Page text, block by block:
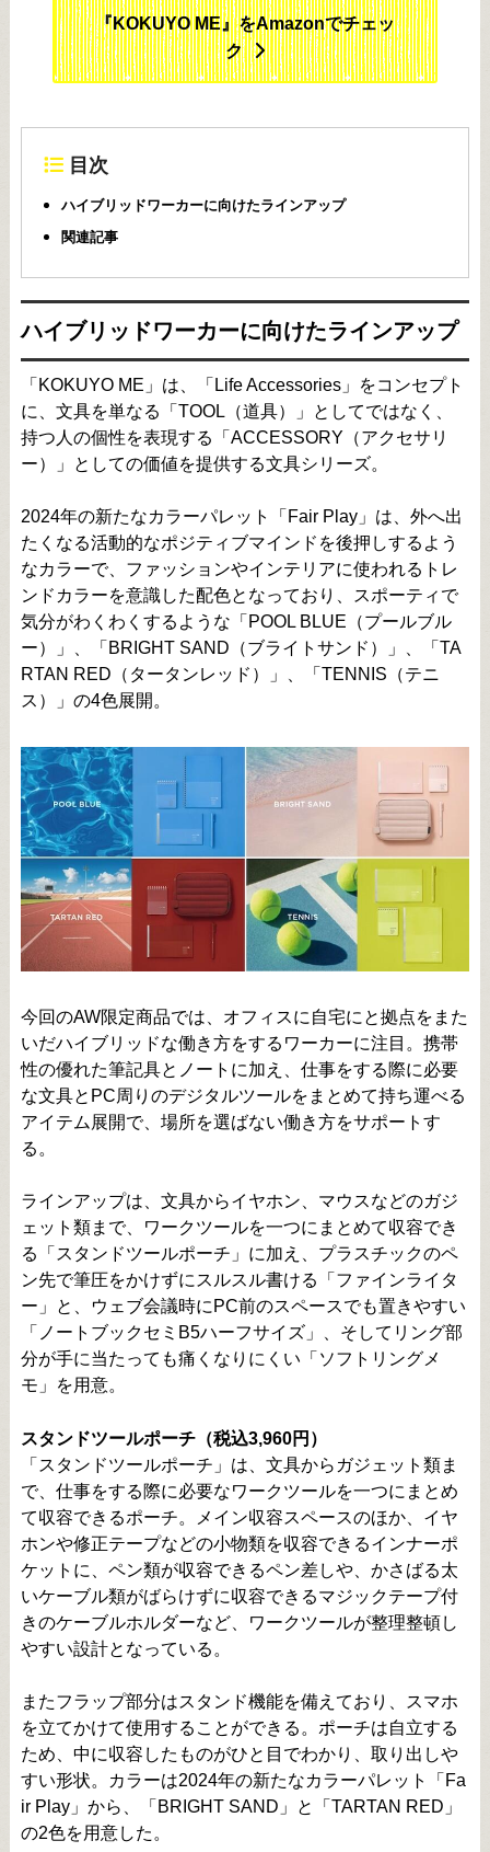
『KOKUYO ME』をAmazonでチェッ
ク
目次
ハイブリッドワーカーに向けたラインアップ
関連記事
ハイブリッドワーカーに向けたラインアップ
「KOKUYO ME」は、「Life Accessories」をコンセプト
に、文具を単なる「TOOL（道具）」としてではなく、
持つ人の個性を表現する「ACCESSORY（アクセサリ
ー）」としての価値を提供する文具シリーズ。
2024年の新たなカラーパレット「Fair Play」は、外へ出
たくなる活動的なポジティブマインドを後押しするよう
なカラーで、ファッションやインテリアに使われるトレ
ンドカラーを意識した配色となっており、スポーティで
気分がわくわくするような「POOL BLUE（プールブル
ー）」、「BRIGHT SAND（ブライトサンド）」、「TA
RTAN RED（タータンレッド）」、「TENNIS（テニ
ス）」の4色展開。
今回のAW限定商品では、オフィスに自宅にと拠点をまた
いだハイブリッドな働き方をするワーカーに注目。携帯
性の優れた筆記具とノートに加え、仕事をする際に必要
な文具とPC周りのデジタルツールをまとめて持ち運べる
アイテム展開で、場所を選ばない働き方をサポートす
る。
ラインアップは、文具からイヤホン、マウスなどのガジ
ェット類まで、ワークツールを一つにまとめて収容でき
る「スタンドツールポーチ」に加え、プラスチックのペ
ン先で筆圧をかけずにスルスル書ける「ファインライタ
ー」と、ウェブ会議時にPC前のスペースでも置きやすい
「ノートブックセミB5ハーフサイズ」、そしてリング部
分が手に当たっても痛くなりにくい「ソフトリングメ
モ」を用意。
スタンドツールポーチ（税込3,960円）
「スタンドツールポーチ」は、文具からガジェット類ま
で、仕事をする際に必要なワークツールを一つにまとめ
て収容できるポーチ。メイン収容スペースのほか、イヤ
ホンや修正テープなどの小物類を収容できるインナーポ
ケットに、ペン類が収容できるペン差しや、かさばる太
いケーブル類がばらけずに収容できるマジックテープ付
きのケーブルホルダーなど、ワークツールが整理整頓し
やすい設計となっている。
またフラップ部分はスタンド機能を備えており、スマホ
を立てかけて使用することができる。ポーチは自立する
ため、中に収容したものがひと目でわかり、取り出しや
すい形状。カラーは2024年の新たなカラーパレット「Fa
ir Play」から、「BRIGHT SAND」と「TARTAN RED」
の2色を用意した。